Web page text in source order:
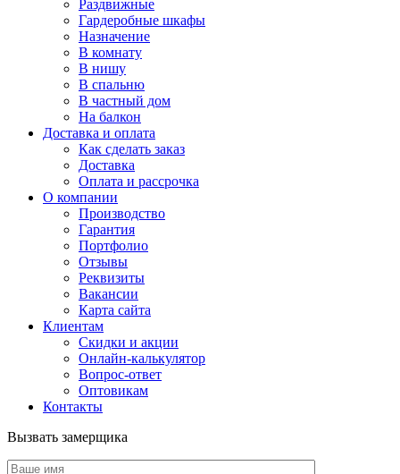
Раздвижные
Гардеробные шкафы
Назначение
В комнату
В нишу
В спальню
В частный дом
На балкон
Доставка и оплата
Как сделать заказ
Доставка
Оплата и рассрочка
О компании
Производство
Гарантия
Портфолио
Отзывы
Реквизиты
Вакансии
Карта сайта
Клиентам
Скидки и акции
Онлайн-калькулятор
Вопрос-ответ
Оптовикам
Контакты
Вызвать замерщика